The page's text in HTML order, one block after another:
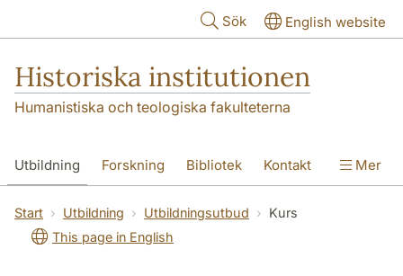
Sök English website
Historiska institutionen
Humanistiska och teologiska fakulteterna
Utbildning Forskning Bibliotek Kontakt
Om institutionen
Mer
Start Utbildning Utbildningsutbud
Kurs
This page in English